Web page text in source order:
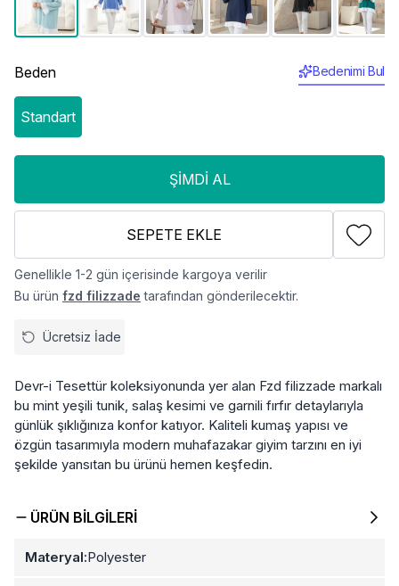
Beden Bedenimi Bul
Standart
ŞIMDI AL
SEPETE EKLE
Genellikle 1-2 gün içerisinde kargoya verilir
Bu ürün fzd filizzade tarafından gönderilecektir.
Ücretsiz İade
Devr-i Tesettür koleksiyonunda yer alan Fzd filizzade markalı
bu mint yeşili tunik, salaş kesimi ve garnili fırfır detaylarıyla
günlük şıklığınıza konfor katıyor. Kaliteli kumaş yapısı ve
özgün tasarımıyla modern muhafazakar giyim tarzını en iyi
şekilde yansıtan bu ürünü hemen keşfedin.
ÜRÜN BILGILERI
Materyal:Polyester